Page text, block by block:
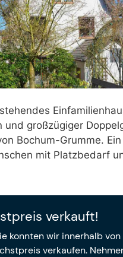
und großzügiger
Bochum-Grumme.
mit Platzbedarf
verkauft!
konnten wir innerhalb von
verkaufen.